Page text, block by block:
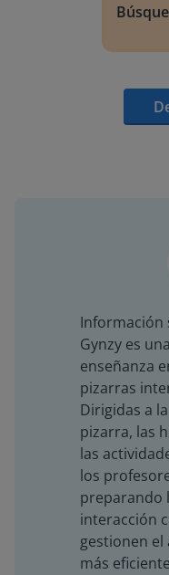
Información
Gynzy es
enseñanza
pizarras
Dirigidas a
pizarra, las
las
los
preparando
interacción
gestionen el
más